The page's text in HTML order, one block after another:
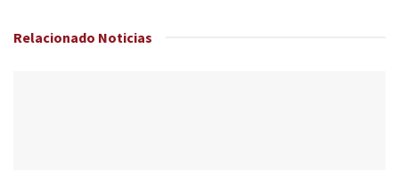
Relacionado Noticias